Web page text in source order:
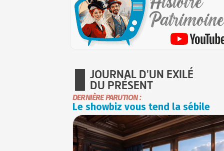
JOURNAL D'UN EXILÉ
DU PRÉSENT
DERNIÈRE PARUTION :
Le showbiz vous tend la sébile